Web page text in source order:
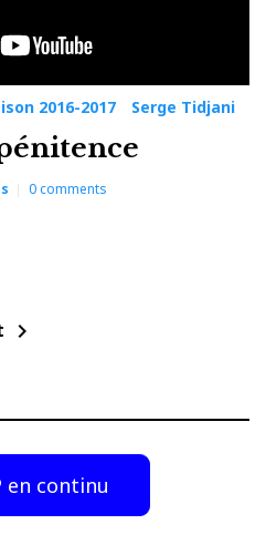
2016-2017 Serge Tidjani
0comments
chevron_right
en continu